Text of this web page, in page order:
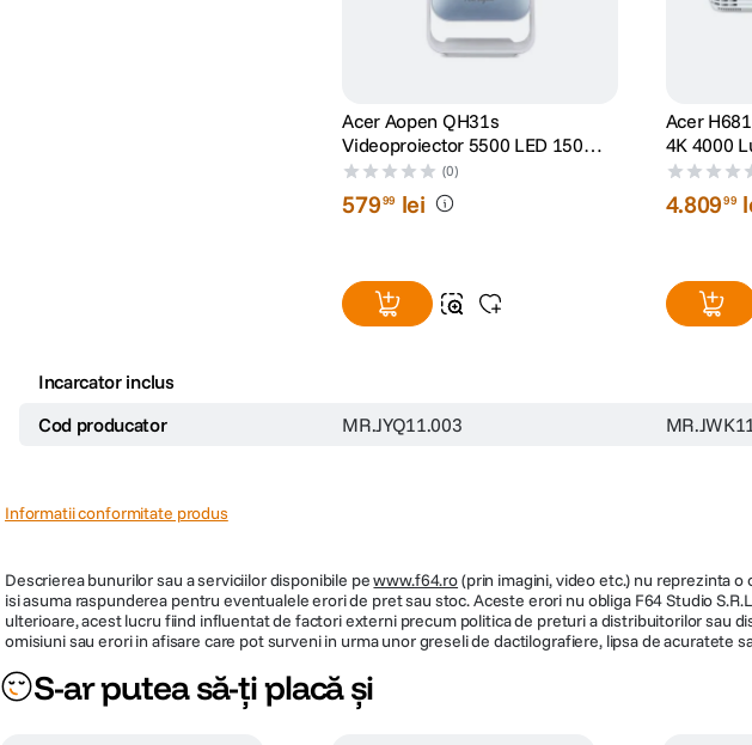
Acer Aopen QH31s
Videoproiector 5500 LED 150
ANSI Lumeni 1280 x 720 Albastru
(0)
57999 lei
Acer
4K 4000
2xHDMI
4.80999
Incarcator inclus
Cod producator
MR.JYQ11.003
Informatii conformitate produs
Descrierea bunurilor sau a serviciilor disponibile pewww.f64.ro(prin imagini, video etc.) nu reprezinta
isi asuma raspunderea pentru eventualele erori de pret sau stoc. Aceste erori nu obliga F64 Studio
ulterioare, acest lucru fiind influentat de factori externi precum politica de preturi a distribuitorilor sau
omisiuni sau erori in afisare care pot surveni in urma unor greseli de dactilografiere, lipsa de acuratete
S-ar putea să-ți placă și